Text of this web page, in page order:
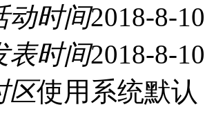
动时间2018-8-
表时间2018-8-
区使用系统默认